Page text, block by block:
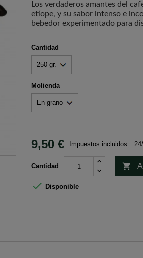
Los verdaderos amantes del
etíope, y su sabor intenso e
bebedor experimentado para
Cantidad
Molienda
9,50 € Impuestos incluidos
Cantidad 
 Disponible